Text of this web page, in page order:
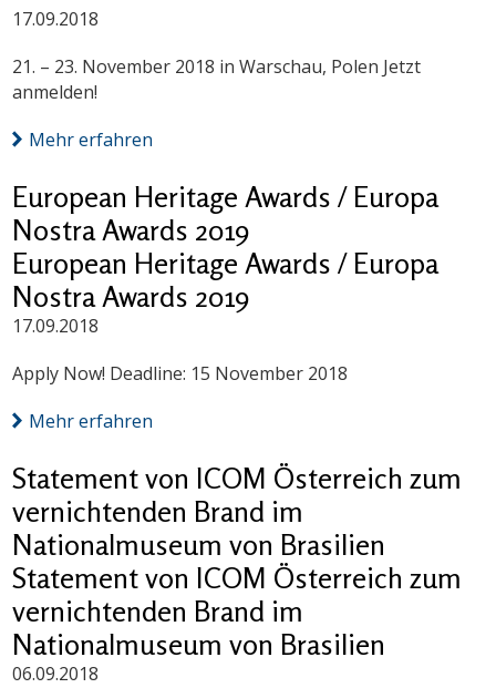
17.09.2018
21. – 23. November 2018 in Warschau, Polen Jetzt
anmelden!
Mehr erfahren
European Heritage Awards / Europa
Nostra Awards 2019
European Heritage Awards / Europa
Nostra Awards 2019
17.09.2018
Apply Now! Deadline: 15 November 2018
Mehr erfahren
Statement von ICOM Österreich zum
vernichtenden Brand im
Nationalmuseum von Brasilien
Statement von ICOM Österreich zum
vernichtenden Brand im
Nationalmuseum von Brasilien
06.09.2018